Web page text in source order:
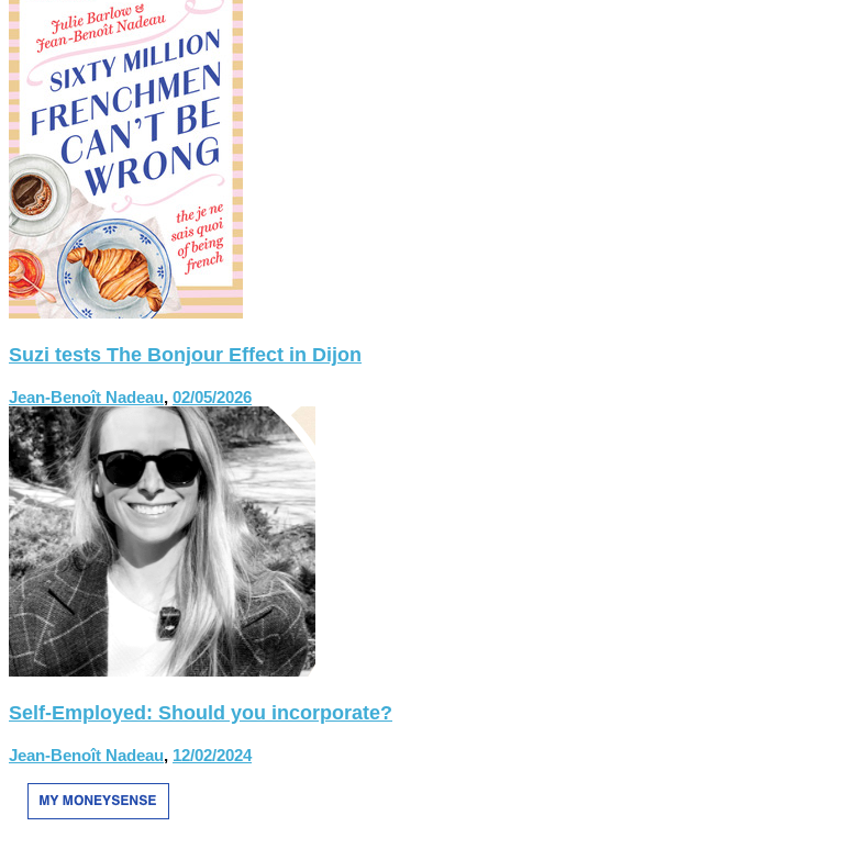
Suzi tests The Bonjour Effect in Dijon
Jean-Benoît Nadeau, 02/05/2026
Self-Employed: Should you incorporate?
Jean-Benoît Nadeau, 12/02/2024